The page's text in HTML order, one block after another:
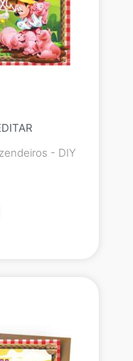
- DIY